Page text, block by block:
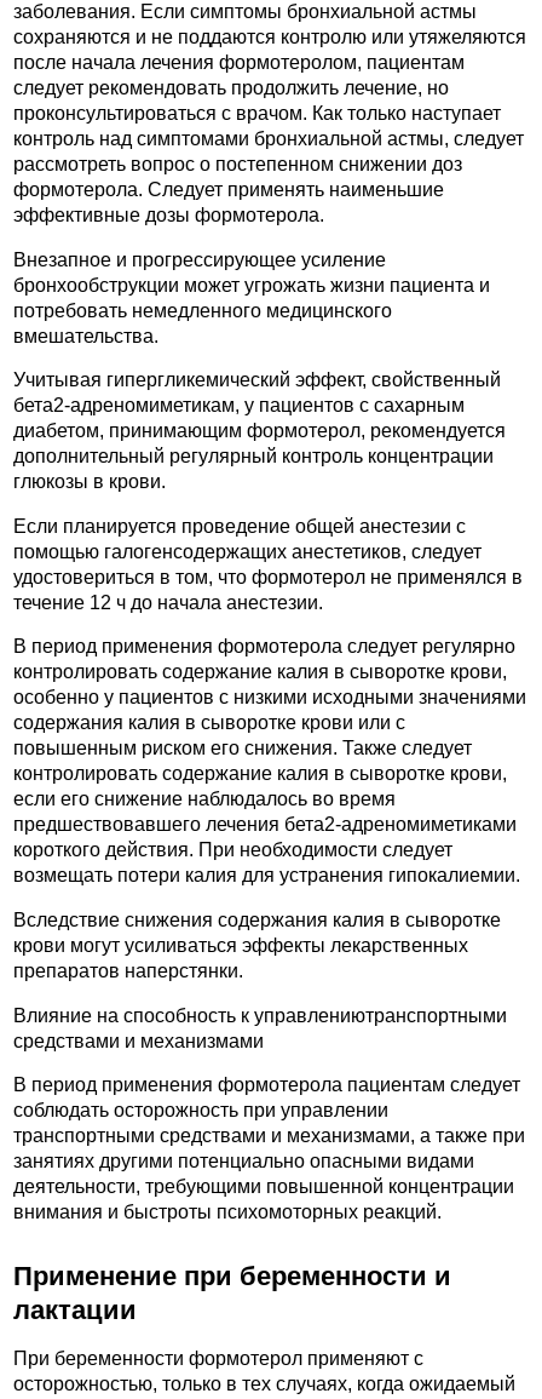
заболевания. Если симптомы бронхиальной астмы
сохраняются и не поддаются контролю или утяжеляются
после начала лечения формотеролом, пациентам
следует рекомендовать продолжить лечение, но
проконсультироваться с врачом. Как только наступает
контроль над симптомами бронхиальной астмы, следует
рассмотреть вопрос о постепенном снижении доз
формотерола. Следует применять наименьшие
эффективные дозы формотерола.
Внезапное и прогрессирующее усиление
бронхообструкции может угрожать жизни пациента и
потребовать немедленного медицинского
вмешательства.
Учитывая гипергликемический эффект, свойственный
бета2-адреномиметикам, у пациентов с сахарным
диабетом, принимающим формотерол, рекомендуется
дополнительный регулярный контроль концентрации
глюкозы в крови.
Если планируется проведение общей анестезии с
помощью галогенсодержащих анестетиков, следует
удостовериться в том, что формотерол не применялся в
течение 12 ч до начала анестезии.
В период применения формотерола следует регулярно
контролировать содержание калия в сыворотке крови,
особенно у пациентов с низкими исходными значениями
содержания калия в сыворотке крови или с
повышенным риском его снижения. Также следует
контролировать содержание калия в сыворотке крови,
если его снижение наблюдалось во время
предшествовавшего лечения бета2-адреномиметиками
короткого действия. При необходимости следует
возмещать потери калия для устранения гипокалиемии.
Вследствие снижения содержания калия в сыворотке
крови могут усиливаться эффекты лекарственных
препаратов наперстянки.
Влияние на способность к управлениютранспортными
средствами и механизмами
В период применения формотерола пациентам следует
соблюдать осторожность при управлении
транспортными средствами и механизмами, а также при
занятиях другими потенциально опасными видами
деятельности, требующими повышенной концентрации
внимания и быстроты психомоторных реакций.
Применение при беременности и
лактации
При беременности формотерол применяют с
осторожностью, только в тех случаях, когда ожидаемый